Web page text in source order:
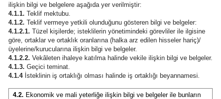
ilişkin bilgi ve belgelere aşağıda yer verilmiştir:
4.1.1. Teklif mektubu.
4.1.2. Teklif vermeye yetkili olunduğunu gösteren bilgi ve belgeler:
4.1.2.1. Tüzel kişilerde; isteklilerin yönetimindeki görevliler ile ilgisine
göre, ortaklar ve ortaklık oranlarına (halka arz edilen hisseler hariç)/
üyelerine/kurucularına ilişkin bilgi ve belgeler.
4.1.2.2. Vekâleten ihaleye katılma halinde vekile ilişkin bilgi ve belgeler.
4.1.3. Geçici teminat.
4.1.4 İsteklinin iş ortaklığı olması halinde iş ortaklığı beyannamesi.
4.2. Ekonomik ve mali yeterliğe ilişkin bilgi ve belgeler ile bunların